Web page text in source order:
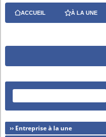
ACCUEIL À LA UNE
›› Entreprise à la une